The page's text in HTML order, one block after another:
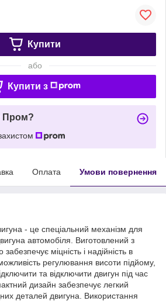
Купити
або
Купити з
Пром?
Оплата Умови повернення
- це спеціальний механізм для
автомобіля. Виготовлений з
забезпечує міцність і надійність в
регулювання висоти підйому,
та відключити двигун під час
дизайн забезпечує легкий
деталей двигуна. Використання